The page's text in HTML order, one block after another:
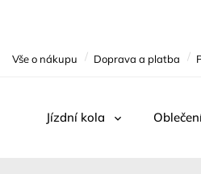
Vše o nákupu Doprava a platba
Jízdní kola